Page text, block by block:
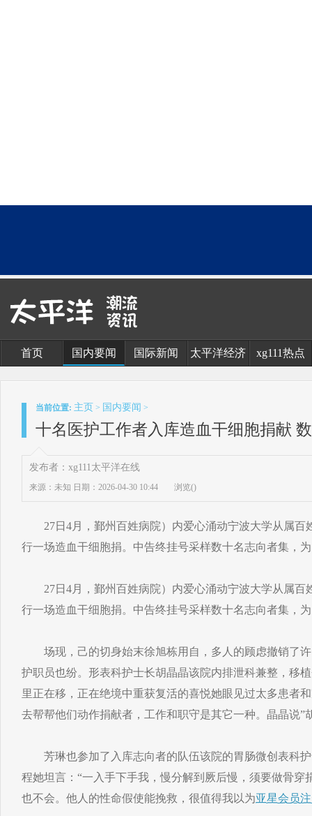
首页 国内要闻 国际新闻 太平洋经济 xg111热点
当前位置: 主页 > 国内要闻 >
十名医护工作者入库造血干细胞捐献 数
发布者：xg111太平洋在线
来源：未知 日期：2026-04-30 10:44 浏览()
27日4月，鄞州百姓病院）内爱心涌动宁波大学从属百
行一场造血干细胞捐。中告终挂号采样数十名志向者集，
27日4月，鄞州百姓病院）内爱心涌动宁波大学从属百
行一场造血干细胞捐。中告终挂号采样数十名志向者集，
场现，己的切身始末徐旭栋用自，多人的顾虑撤销了许
护职员也纷。形表科护士长胡晶晶该院内排泄科兼整，移
里正在移，正在绝境中重获复活的喜悦她眼见过太多患者
去帮帮他们动作捐献者，工作和职守是其它一种。晶晶说”
芳琳也参加了入库志向者的队伍该院的胃肠微创表科护
程她坦言：“一入手下手我，慢分解到厥后慢，须要做骨穿
也不会。他人的性命假使能挽救，很值得我以为亚星会员